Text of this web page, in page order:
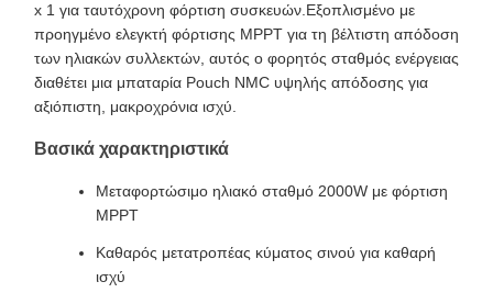
x 1 για ταυτόχρονη φόρτιση συσκευών.Εξοπλισμένο με
προηγμένο ελεγκτή φόρτισης MPPT για τη βέλτιστη απόδοση
των ηλιακών συλλεκτών, αυτός ο φορητός σταθμός ενέργειας
διαθέτει μια μπαταρία Pouch NMC υψηλής απόδοσης για
αξιόπιστη, μακροχρόνια ισχύ.
Βασικά χαρακτηριστικά
Μεταφορτώσιμο ηλιακό σταθμό 2000W με φόρτιση
MPPT
Καθαρός μετατροπέας κύματος σινού για καθαρή
ισχύ